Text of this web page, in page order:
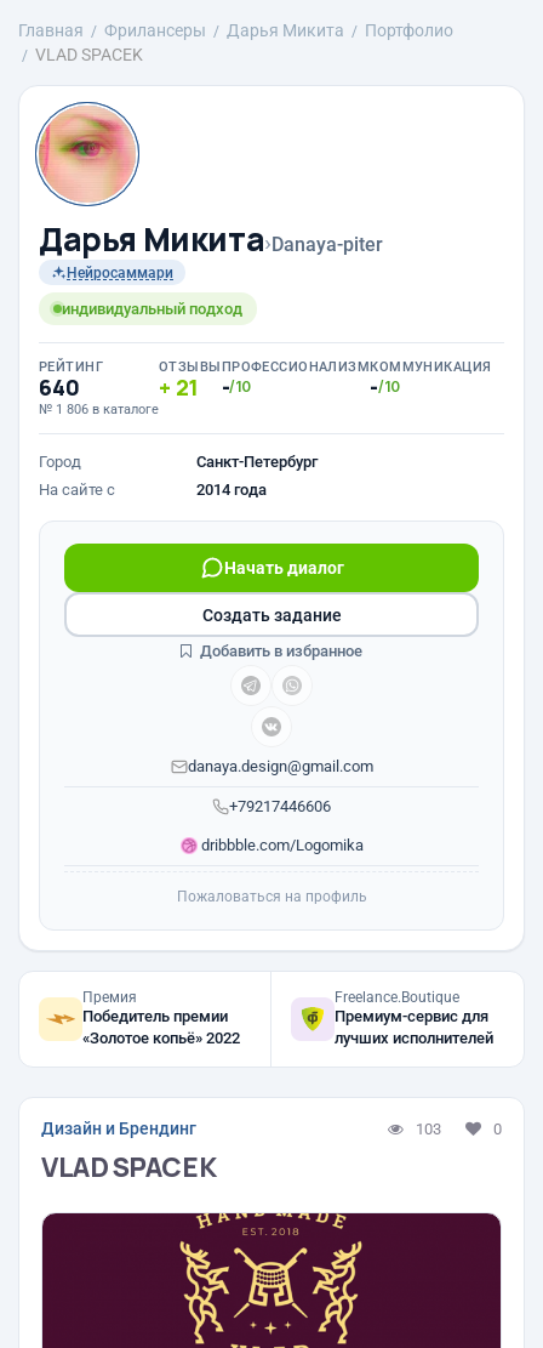
Главная Фрилансеры Дарья Микита
Портфолио
VLAD SPACEK
Дарья Микита›Danaya-piter
Нейросаммари
индивидуальный подход
РЕЙТИНГ
640
№ 1 806 в каталоге
ОТЗЫВЫ
21
ПРОФЕССИОНАЛИЗМ
-/10
КОММУНИКАЦИЯ
-/10
Город
Санкт-Петербург
На сайте с
2014 года
+79217446606
Начать диалог
danaya.design@gmail.com
dribbble.com/Logomika
Создать задание
Добавить в избранное
Пожаловаться на профиль
Премия
Победитель премии
«Золотое копьё» 2022
Freelance.Boutique
Премиум-сервис для
лучших исполнителей
Дизайн и Брендинг 103 0
VLAD SPACEK